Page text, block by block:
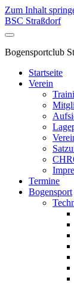
Zum Inhalt
BSC Straßdorf
Bogensportclub
Startseite
Verein
Termine
Bogensport